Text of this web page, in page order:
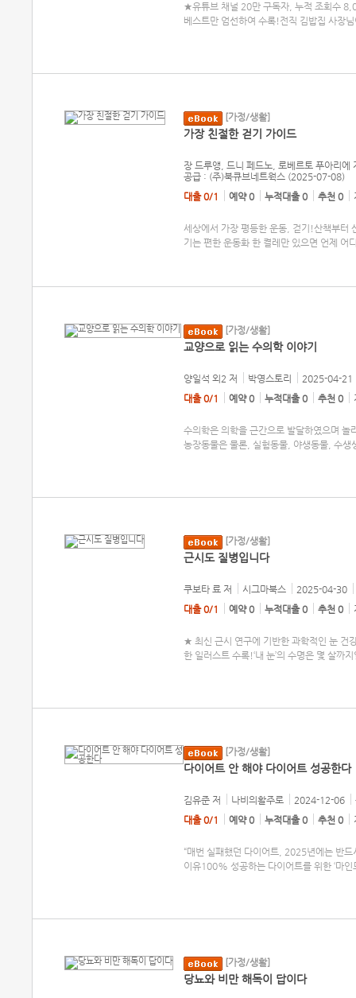
★유튜브 채널 20만 구독자, 누적 조회수
베스트만 엄선하여 수록!전직 김밥집 사장
[가정/생활]
가장 친절한 걷기 가이드
장 드루앵, 드니 페드노, 로베르토 푸아리에
공급 : (주)북큐브네트웍스 (2025-07-08)
대출 0/1
예약 0 누적대출 0 추천 0
세상에서 가장 평등한 운동, 걷기!산책부터
기는 편한 운동화 한 켤레만 있으면 언제 어
[가정/생활]
교양으로 읽는 수의학 이야기
양일석 외2 저 박영스토리
2025-04-21
대출 0/1
예약 0 누적대출 0 추천 0
수의학은 의학을 근간으로 발달하였으며
농장동물은 물론, 실험동물, 야생동물, 수
[가정/생활]
근시도 질병입니다
쿠보타 료 저 시그마북스
2025-04-30
대출 0/1
예약 0 누적대출 0 추천 0
★ 최신 근시 연구에 기반한 과학적인 눈 건
한 일러스트 수록!‘내 눈’의 수명은 몇 살까
[가정/생활]
다이어트 안 해야 다이어트 성공한다
김유준 저 나비의활주로 2024-12-06
대출 0/1
예약 0 누적대출 0 추천 0
“매번 실패했던 다이어트, 2025년에는 반
이유100% 성공하는 다이어트를 위한 ‘마인
[가정/생활]
당뇨와 비만 해독이 답이다